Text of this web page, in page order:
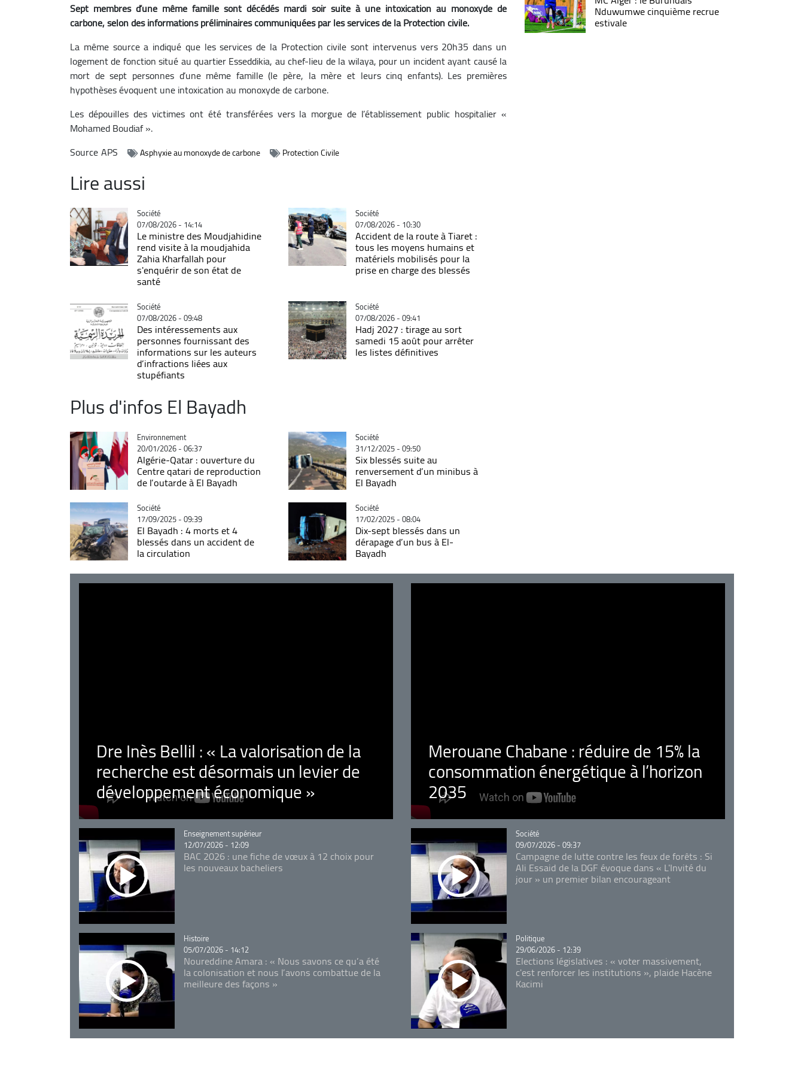
Sept membres d’une même famille sont décédés mardi soir suite à une intoxication au monoxyde de
carbone, selon des informations préliminaires communiquées par les services de la Protection civile.
La même source a indiqué que les services de la Protection civile sont intervenus vers 20h35 dans un
logement de fonction situé au quartier Esseddikia, au chef-lieu de la wilaya, pour un incident ayant causé la
mort de sept personnes d’une même famille (le père, la mère et leurs cinq enfants). Les premières
hypothèses évoquent une intoxication au monoxyde de carbone.
Les dépouilles des victimes ont été transférées vers la morgue de l’établissement public hospitalier «
Mohamed Boudiaf ».
SourceAPS Asphyxie au monoxyde de carbone Protection Civile
Lire aussi
Catégorie
Société
07/08/2026 - 14:14
Le ministre des Moudjahidine
rend visite à la moudjahida
Zahia Kharfallah pour
s'enquérir de son état de
santé
Catégorie
Société
07/08/2026 - 10:30
Accident de la route à Tiaret :
tous les moyens humains et
matériels mobilisés pour la
prise en charge des blessés
Catégorie
Société
07/08/2026 - 09:48
Des intéressements aux
personnes fournissant des
informations sur les auteurs
d’infractions liées aux
stupéfiants
Catégorie
Société
07/08/2026 - 09:41
Hadj 2027 : tirage au sort
samedi 15 août pour arrêter
les listes définitives
Plus d'infos El Bayadh
Catégorie
Environnement
20/01/2026 - 06:37
Algérie-Qatar : ouverture du
Centre qatari de reproduction
de l’outarde à El Bayadh
Catégorie
Société
31/12/2025 - 09:50
Six blessés suite au
renversement d’un minibus à
El Bayadh
Catégorie
Société
17/09/2025 - 09:39
El Bayadh : 4 morts et 4
blessés dans un accident de
la circulation
Catégorie
Société
17/02/2025 - 08:04
Dix-sept blessés dans un
dérapage d’un bus à El-
Bayadh
Nduwumwe cinquième recrue
estivale
Dre Inès Bellil : « La valorisation de la
recherche est désormais un levier de
développement économique »
Merouane Chabane : réduire de 15% la
consommation énergétique à l’horizon
2035
Catégorie
Enseignement supérieur
12/07/2026 - 12:09
BAC 2026 : une fiche de vœux à 12 choix pour
les nouveaux bacheliers
Catégorie
Société
09/07/2026 - 09:37
Campagne de lutte contre les feux de forêts : Si
Ali Essaid de la DGF évoque dans « L'Invité du
jour » un premier bilan encourageant
Catégorie
Histoire
05/07/2026 - 14:12
Noureddine Amara : « Nous savons ce qu’a été
la colonisation et nous l’avons combattue de la
meilleure des façons »
Catégorie
Politique
29/06/2026 - 12:39
Elections législatives : « voter massivement,
c'est renforcer les institutions », plaide Hacène
Kacimi